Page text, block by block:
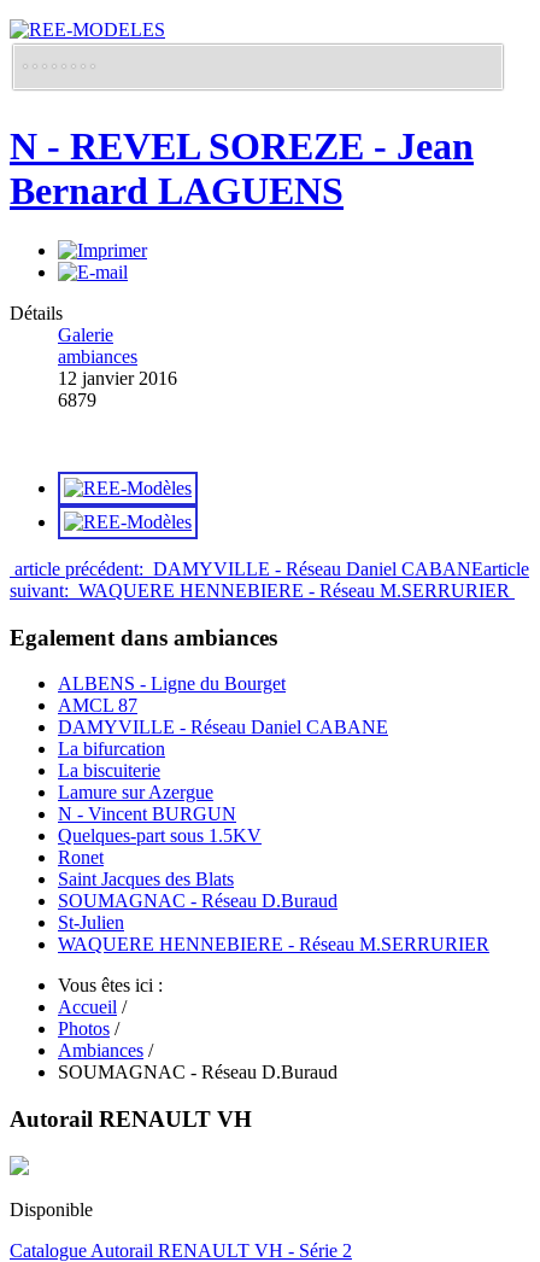
N - REVEL SOREZE - Jean
Bernard LAGUENS
Détails
Galerie
ambiances
12 janvier 2016
6879
article précédent: DAMYVILLE - Réseau Daniel CABANEarticle
suivant: WAQUERE HENNEBIERE - Réseau M.SERRURIER
Egalement dans ambiances
ALBENS - Ligne du Bourget
AMCL 87
DAMYVILLE - Réseau Daniel CABANE
La bifurcation
La biscuiterie
Lamure sur Azergue
N - Vincent BURGUN
Quelques-part sous 1.5KV
Ronet
Saint Jacques des Blats
SOUMAGNAC - Réseau D.Buraud
St-Julien
WAQUERE HENNEBIERE - Réseau M.SERRURIER
Vous êtes ici :
Accueil /
Photos /
Ambiances /
SOUMAGNAC - Réseau D.Buraud
Autorail RENAULT VH
Disponible
Catalogue Autorail RENAULT VH - Série 2